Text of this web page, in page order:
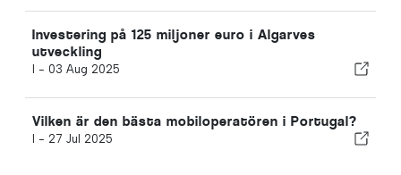
Investering på 125 miljoner euro i Algarves
utveckling
I - 03 Aug 2025
Vilken är den bästa mobiloperatören i Portugal?
I - 27 Jul 2025